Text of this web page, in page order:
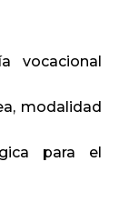
vocacional
modalidad
para el